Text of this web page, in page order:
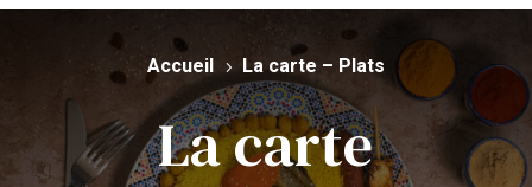
Accueil 5 La carte – Plats
La carte